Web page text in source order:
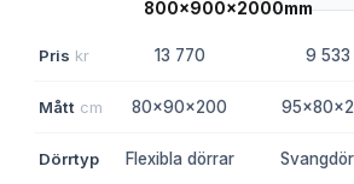
Pris kr 13 770 9 533
Mått cm 80x90x200
Dörrtyp Flexibla dörrar